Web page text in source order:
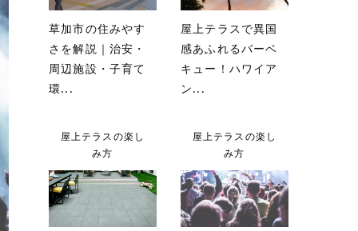
草加市の住みやす
さを解説｜治安・
周辺施設・子育て
環...
屋上テラスで異国
感あふれるバーベ
キュー！ハワイア
ン...
屋上テラスの楽し
み方
屋上テラスの楽し
み方